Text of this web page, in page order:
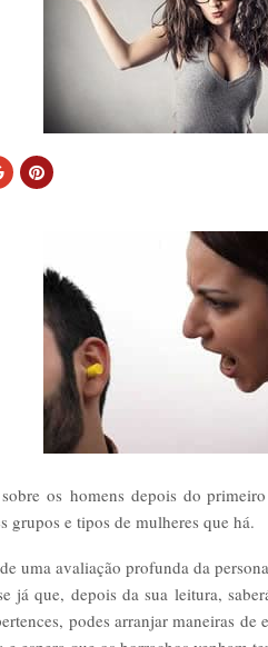
os homens depois do
grupos e tipos de mulheres que há.
uma avaliação profunda da
já que, depois da sua leitura,
podes arranjar maneiras de